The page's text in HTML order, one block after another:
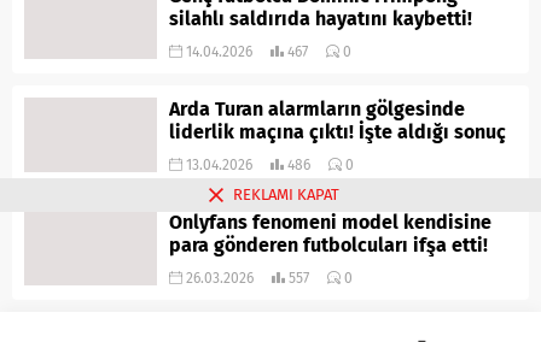
silahlı saldırıda hayatını kaybetti!
14.04.2026 467 0
Arda Turan alarmların gölgesinde
liderlik maçına çıktı! İşte aldığı sonuç
13.04.2026 486 0
Onlyfans fenomeni model kendisine
para gönderen futbolcuları ifşa etti!
26.03.2026 557 0
REKLAMI KAPAT